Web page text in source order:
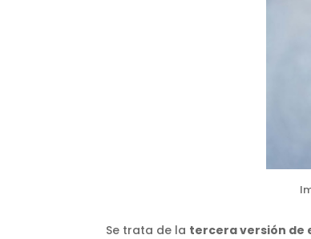
Se trata de la tercera versión de